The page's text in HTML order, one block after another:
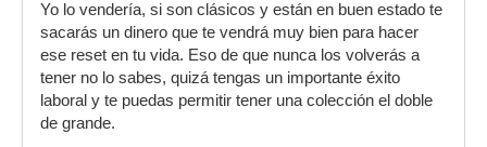
Yo lo vendería, si son clásicos y están en buen estado te
sacarás un dinero que te vendrá muy bien para hacer
ese reset en tu vida. Eso de que nunca los volverás a
tener no lo sabes, quizá tengas un importante éxito
laboral y te puedas permitir tener una colección el doble
de grande.